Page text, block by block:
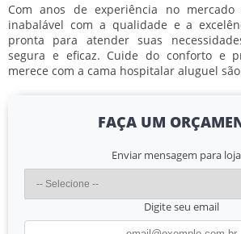
Com anos de experiência no
inabalável com a qualidade e a
pronta para atender suas
segura e eficaz. Cuide do conforto e
merece com a cama hospitalar aluguel
FAÇA UM
Enviar mensagem para
Digite seu email